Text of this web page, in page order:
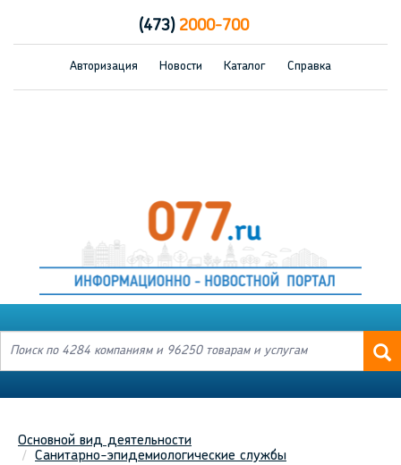
(473)2000-700
Авторизация Новости Каталог Справка
Основной вид деятельности
Санитарно-эпидемиологические службы